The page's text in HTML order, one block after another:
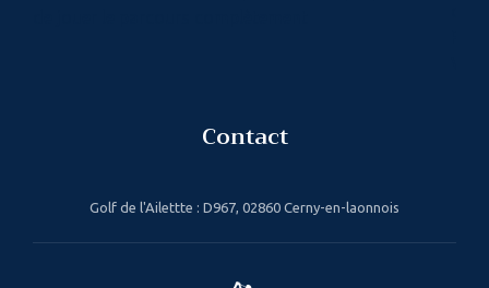
Contact
Golf de l'Ailettte : D967, 02860 Cerny-en-laonnois